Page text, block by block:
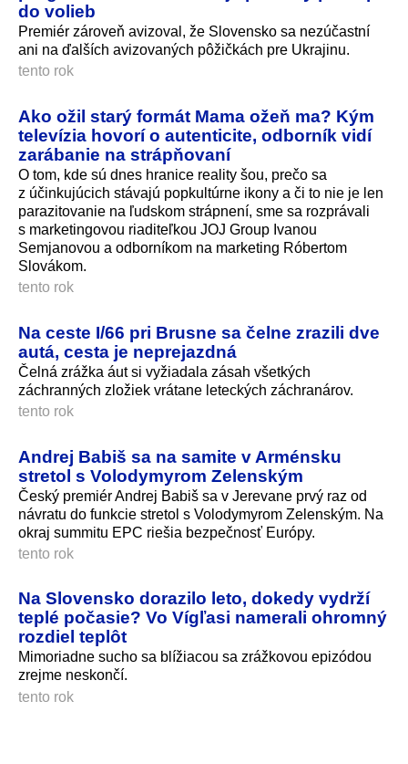
do volieb
Premiér zároveň avizoval, že Slovensko sa nezúčastní
ani na ďalších avizovaných pôžičkách pre Ukrajinu.
tento rok
Ako ožil starý formát Mama ožeň ma? Kým
televízia hovorí o autenticite, odborník vidí
zarábanie na strápňovaní
O tom, kde sú dnes hranice reality šou, prečo sa
z účinkujúcich stávajú popkultúrne ikony a či to nie je len
parazitovanie na ľudskom strápnení, sme sa rozprávali
s marketingovou riaditeľkou JOJ Group Ivanou
Semjanovou a odborníkom na marketing Róbertom
Slovákom.
tento rok
Na ceste I/66 pri Brusne sa čelne zrazili dve
autá, cesta je neprejazdná
Čelná zrážka áut si vyžiadala zásah všetkých
záchranných zložiek vrátane leteckých záchranárov.
tento rok
Andrej Babiš sa na samite v Arménsku
stretol s Volodymyrom Zelenským
Český premiér Andrej Babiš sa v Jerevane prvý raz od
návratu do funkcie stretol s Volodymyrom Zelenským. Na
okraj summitu EPC riešia bezpečnosť Európy.
tento rok
Na Slovensko dorazilo leto, dokedy vydrží
teplé počasie? Vo Vígľasi namerali ohromný
rozdiel teplôt
Mimoriadne sucho sa blížiacou sa zrážkovou epizódou
zrejme neskončí.
tento rok